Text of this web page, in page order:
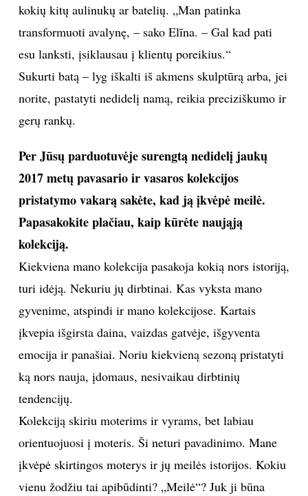
Prenumeruodami portalą,
Jūs sutinkate su
kokių kitų aulinukų ar batelių. „Man patinka
transformuoti avalynę, – sako Elīna. – Gal kad pati
esu lanksti, įsiklausau į klientų poreikius.“
Sukurti batą – lyg iškalti iš akmens skulptūrą arba, jei
norite, pastatyti nedidelį namą, reikia preciziškumo ir
gerų rankų.
Per Jūsų parduotuvėje surengtą nedidelį jaukų
2017 metų pavasario ir vasaros kolekcijos
pristatymo vakarą sakėte, kad ją įkvėpė meilė.
Papasakokite plačiau, kaip kūrėte naująją
kolekciją.
Kiekviena mano kolekcija pasakoja kokią nors istoriją,
turi idėją. Nekuriu jų dirbtinai. Kas vyksta mano
gyvenime, atspindi ir mano kolekcijose. Kartais
įkvepia išgirsta daina, vaizdas gatvėje, išgyventa
emocija ir panašiai. Noriu kiekvieną sezoną pristatyti
ką nors nauja, įdomaus, nesivaikau dirbtinių
tendencijų.
Kolekciją skiriu moterims ir vyrams, bet labiau
orientuojuosi į moteris. Ši neturi pavadinimo. Mane
įkvėpė skirtingos moterys ir jų meilės istorijos. Kokiu
vienu žodžiu tai apibūdinti? „Meilė“? Juk ji būna